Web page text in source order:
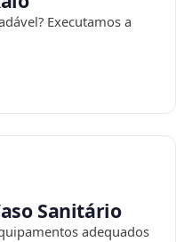
Executamos a
Sanitário
adequados